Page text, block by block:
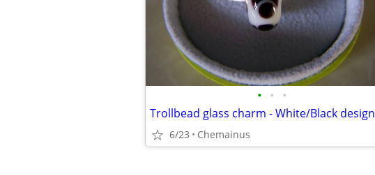
• • •
Trollbead glass charm - White/Black design
6/23 Chemainus